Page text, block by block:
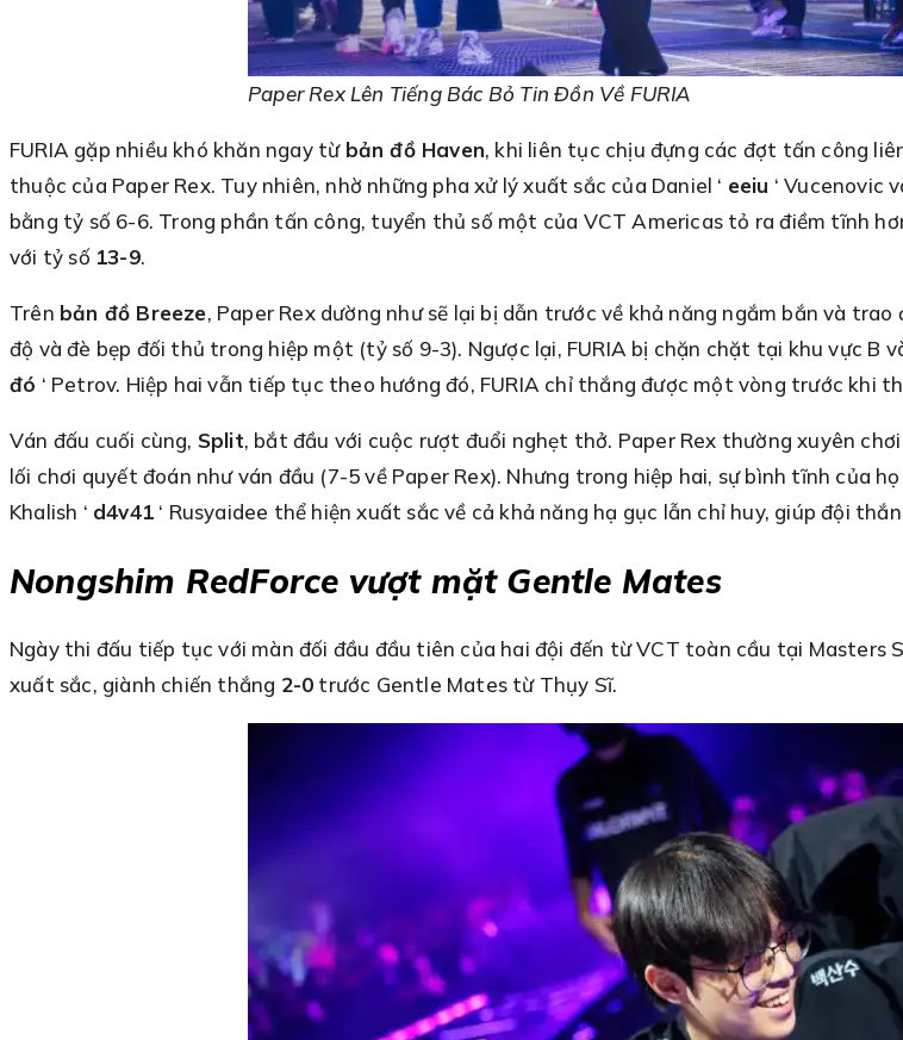
Paper Rex Lên Tiếng Bác Bỏ Tin Đồn Về FURIA
FURIA gặp nhiều khó khăn ngay từ bản đồ Haven, khi liên tục chịu đựng các đợt tấn công
thuộc của Paper Rex. Tuy nhiên, nhờ những pha xử lý xuất sắc của Daniel ‘ eeiu ‘ Vucenovic
bằng tỷ số 6-6. Trong phần tấn công, tuyển thủ số một của VCT Americas tỏ ra điềm tĩnh
với tỷ số 13-9.
Trên bản đồ Breeze, Paper Rex dường như sẽ lại bị dẫn trước về khả năng ngắm bắn và
độ và đè bẹp đối thủ trong hiệp một (tỷ số 9-3). Ngược lại, FURIA bị chặn chặt tại khu vực B
đó ‘ Petrov. Hiệp hai vẫn tiếp tục theo hướng đó, FURIA chỉ thắng được một vòng trước khi
Ván đấu cuối cùng, Split, bắt đầu với cuộc rượt đuổi nghẹt thở. Paper Rex thường xuyên
lối chơi quyết đoán như ván đầu (7-5 về Paper Rex). Nhưng trong hiệp hai, sự bình tĩnh của
Khalish ‘ d4v41 ‘ Rusyaidee thể hiện xuất sắc về cả khả năng hạ gục lẫn chỉ huy, giúp đội
Nongshim RedForce vượt mặt Gentle Mates
Ngày thi đấu tiếp tục với màn đối đầu đầu tiên của hai đội đến từ VCT toàn cầu tại Masters
xuất sắc, giành chiến thắng 2-0 trước Gentle Mates từ Thụy Sĩ.